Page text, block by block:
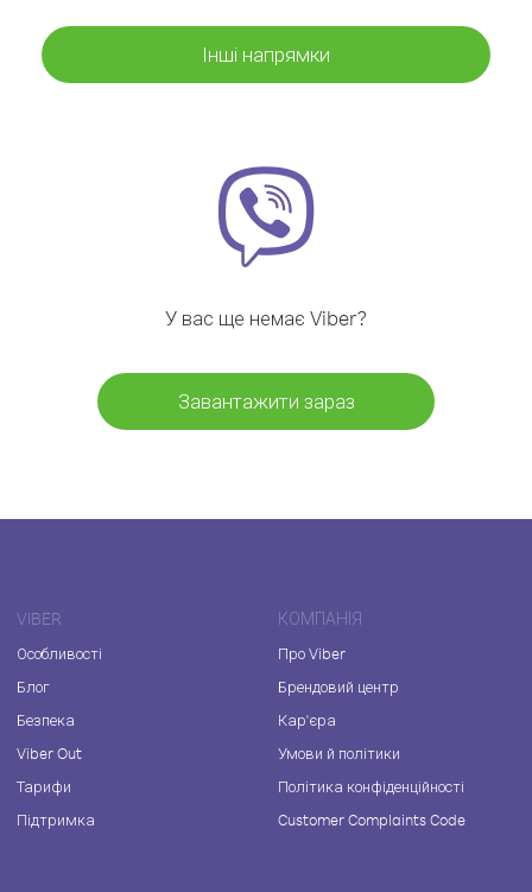
Інші напрямки
У вас ще немає Viber?
Завантажити зараз
VIBER
Особливості
Блог
Безпека
Viber Out
Тарифи
Підтримка
КОМПАНІЯ
Про Viber
Брендовий центр
Кар'єра
Умови й політики
Політика конфіденційності
Customer Complaints Code